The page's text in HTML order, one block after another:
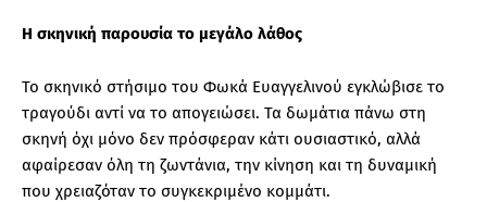
Η σκηνική παρουσία το μεγάλο λάθος
Το σκηνικό στήσιμο του Φωκά Ευαγγελινού εγκλώβισε το
τραγούδι αντί να το απογειώσει. Τα δωμάτια πάνω στη
σκηνή όχι μόνο δεν πρόσφεραν κάτι ουσιαστικό, αλλά
αφαίρεσαν όλη τη ζωντάνια, την κίνηση και τη δυναμική
που χρειαζόταν το συγκεκριμένο κομμάτι.